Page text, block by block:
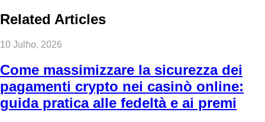
Related Articles
10 Julho, 2026
Come massimizzare la sicurezza dei
pagamenti crypto nei casinò online:
guida pratica alle fedeltà e ai premi